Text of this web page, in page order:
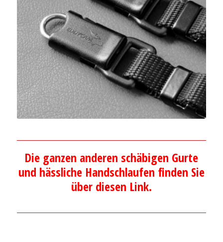
Die ganzen anderen schäbigen Gurte
und hässliche Handschlaufen finden Sie
über diesen Link.